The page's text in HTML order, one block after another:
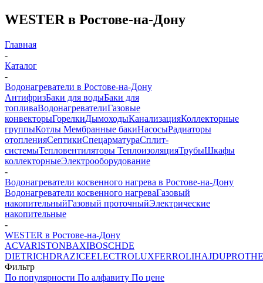
WESTER в Ростове-на-Дону
Главная
-
Каталог
-
Водонагреватели в Ростове-на-Дону
АнтифризБаки для водыБаки для
топливаВодонагревателиГазовые
конвекторыГорелкиДымоходыКанализацияКоллекторные
группыКотлы Мембранные бакиНасосыРадиаторы
отопленияСептикиСпецарматураСплит-
системыТепловентиляторы ТеплоизоляцияТрубыШкафы
коллекторныеЭлектрооборудование
-
Водонагреватели косвенного нагрева в Ростове-на-Дону
Водонагреватели косвенного нагреваГазовый
накопительныйГазовый проточныйЭлектрические
накопительные
-
WESTER в Ростове-на-Дону
ACVARISTONBAXIBOSCHDE
DIETRICHDRAZICEELECTROLUXFERROLIHAJDU
Фильтр
По популярности По алфавиту По цене